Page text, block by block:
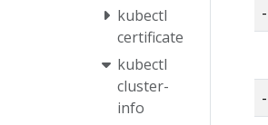
kubectl
certificate
kubectl
cluster-
info